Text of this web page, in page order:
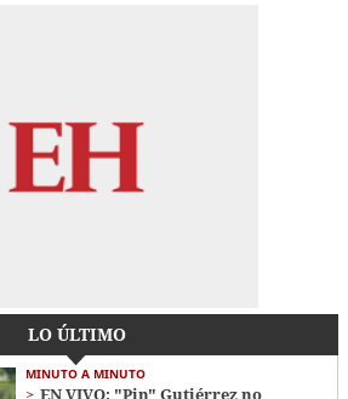
LO ÚLTIMO
MINUTO A MINUTO
EN VIVO: "Pin" Gutiérrez no